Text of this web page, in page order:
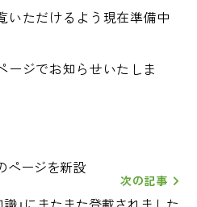
いただけるよう現在準備中
ージでお知らせいたしま
ページを新設
次の記事